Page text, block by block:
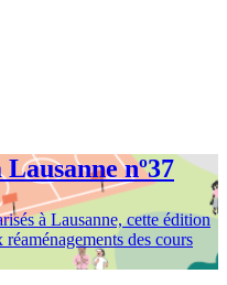
nº37
à Lausanne, cette édition
des cours